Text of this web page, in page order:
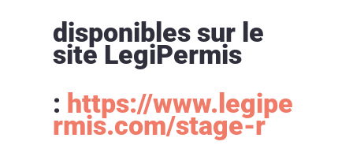
disponibles sur le
site LegiPermis
: https://www.legipe
rmis.com/stage-r